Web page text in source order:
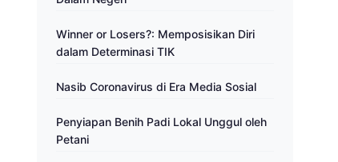
Winner or Losers?: Memposisikan Diri
dalam Determinasi TIK
Nasib Coronavirus di Era Media Sosial
Penyiapan Benih Padi Lokal Unggul oleh
Petani